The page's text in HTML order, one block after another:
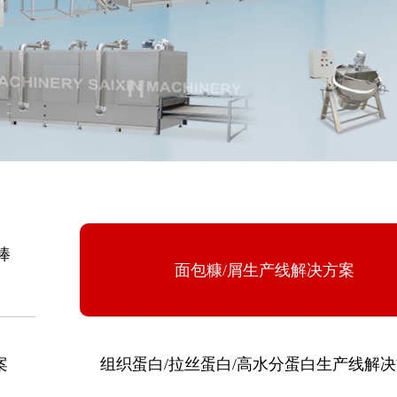
面包糠/屑生产线解决方案
组织蛋白/拉丝蛋白/高水分蛋白生产线解